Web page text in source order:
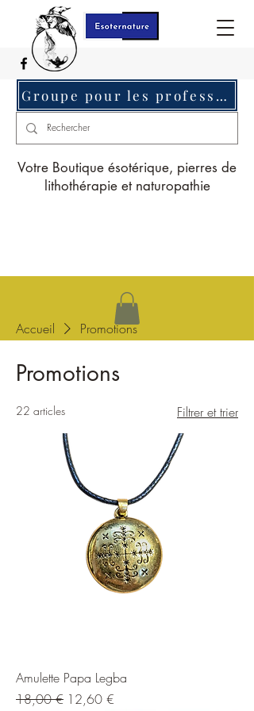
Votre Boutique ésotérique, pierres de
lithothérapie et naturopathie
Groupe pour les professionnels c'est ici
Accueil Promotions
Promotions
22 articles Filtrer et trier
Amulette Papa Legba
Prix original
18,00 € Prix promotionnel
12,60 €